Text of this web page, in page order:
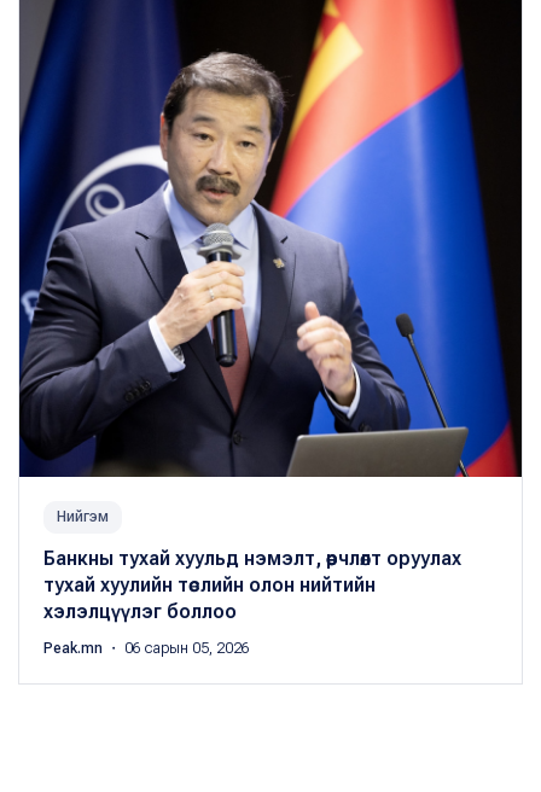
Нийгэм
Банкны тухай хуульд нэмэлт, өөрчлөлт оруулах
тухай хуулийн төслийн олон нийтийн
хэлэлцүүлэг боллоо
Peak.mn ・ 06 сарын 05, 2026